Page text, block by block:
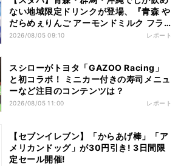
ない地域限定ドリンクが登場、『青森 や
だらめぇりんご アーモンドミルク フラ
ペチーノ』など6種を本気レビュー
2026/08/05 09:10 レポート
スシローがトヨタ「GAZOO Racing」
と初コラボ！ ミニカー付きの寿司メニュ
ーなど注目のコンテンツは？
2026/08/05 11:00 レポート
【セブンイレブン】「からあげ棒」「ア
メリカンドッグ」が30円引き! 3日間限
定セール開催!